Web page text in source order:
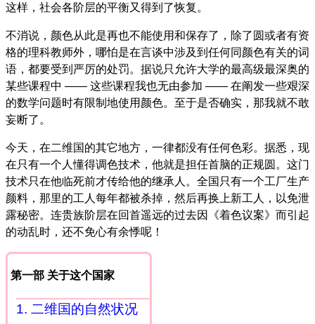
这样，社会各阶层的平衡又得到了恢复。
不消说，颜色从此是再也不能使用和保存了，除了圆或者有资
格的理科教师外，哪怕是在言谈中涉及到任何同颜色有关的词
语，都要受到严厉的处罚。据说只允许大学的最高级最深奥的
某些课程中 —— 这些课程我也无由参加 —— 在阐发一些艰深
的数学问题时有限制地使用颜色。至于是否确实，那我就不敢
妄断了。
今天，在二维国的其它地方，一律都没有任何色彩。据悉，现
在只有一个人懂得调色技术，他就是担任首脑的正规圆。这门
技术只在他临死前才传给他的继承人。全国只有一个工厂生产
颜料，那里的工人每年都被杀掉，然后再换上新工人，以免泄
露秘密。连贵族阶层在回首遥远的过去因《着色议案》而引起
的动乱时，还不免心有余悸呢！
第一部 关于这个国家
1. 二维国的自然状况